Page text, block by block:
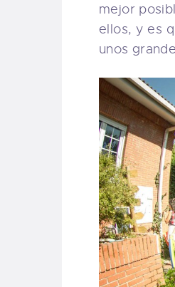
mejor
ellos, y es
unos